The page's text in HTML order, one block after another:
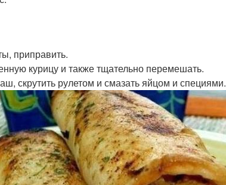
приправить.
курицу и также тщательно перемешать.
скрутить рулетом и смазать яйцом и специями.